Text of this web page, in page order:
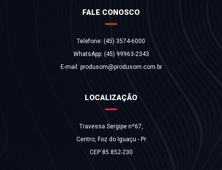
FALE CONOSCO
Telefone: (45) 3574-6000
WhatsApp: (45) 99963-2343
E-mail: produsom@produsom.com.br
LOCALIZAÇÃO
Travessa Sergipe nº67,
Centro, Foz do Iguaçu - Pr
CEP 85.852-230